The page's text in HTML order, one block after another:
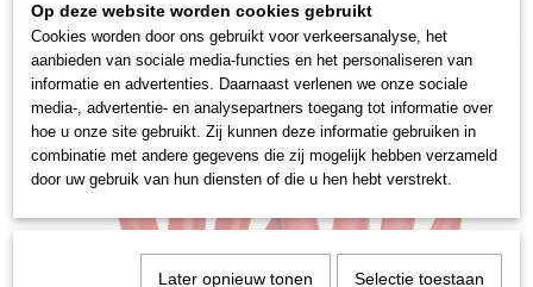
maat 10,5 (per 12 paar)
Op deze website worden cookies gebruikt
Cookies worden door ons gebruikt voor verkeersanalyse, het
aanbieden van sociale media-functies en het personaliseren van
informatie en advertenties. Daarnaast verlenen we onze sociale
media-, advertentie- en analysepartners toegang tot informatie over
hoe u onze site gebruikt. Zij kunnen deze informatie gebruiken in
combinatie met andere gegevens die zij mogelijk hebben verzameld
door uw gebruik van hun diensten of die u hen hebt verstrekt.
Later opnieuw tonen Selectie toestaan